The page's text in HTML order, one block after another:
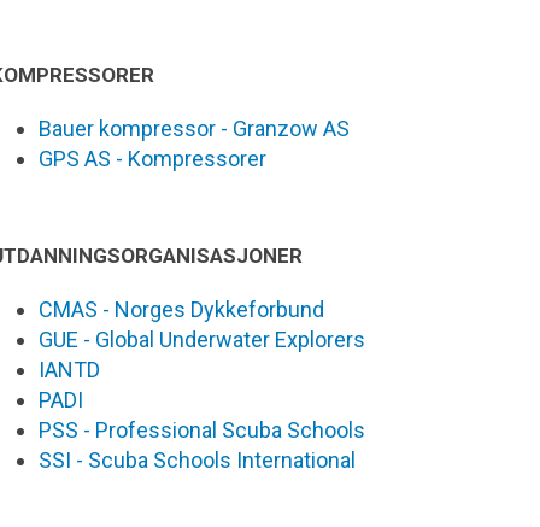
Bauer kompressor - Granzow AS
GPS AS - Kompressorer
CMAS - Norges Dykkeforbund
GUE - Global Underwater Explorers
IANTD
PADI
PSS - Professional Scuba Schools
SSI - Scuba Schools International